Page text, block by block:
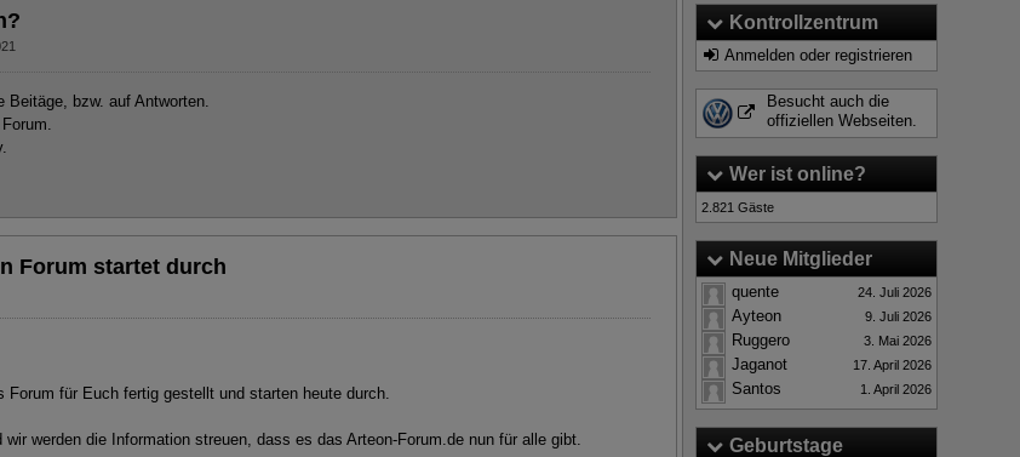
bzw. auf Antworten.
Forum startet durch
Forum für Euch fertig gestellt und starten heute durch.
werden die Information streuen, dass es das Arteon-Forum.de nun für alle gibt.
Kontrollzentrum
Anmelden oder registrieren
Besucht auch die
offiziellen Webseiten.
Wer ist online?
2.821 Gäste
Neue Mitglieder
quente 24. Juli 2026
Ayteon 9. Juli 2026
Ruggero 3. Mai 2026
Jaganot 17. April 2026
Santos 1. April 2026
Geburtstage